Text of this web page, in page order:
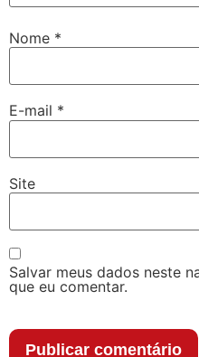
Nome *
E-mail *
Site
Salvar meus dados neste
que eu comentar.